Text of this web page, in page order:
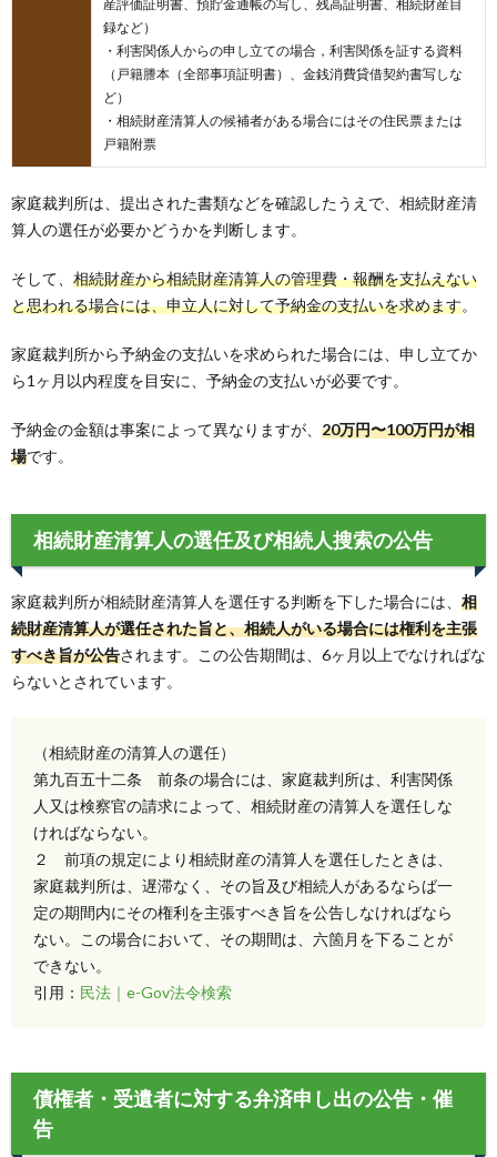
産評価証明書、預貯金通帳の写し、残高証明書、相続財産目
録など）
・利害関係人からの申し立ての場合，利害関係を証する資料
（戸籍謄本（全部事項証明書）、金銭消費貸借契約書写しな
ど）
・相続財産清算人の候補者がある場合にはその住民票または
戸籍附票
家庭裁判所は、提出された書類などを確認したうえで、相続財産清
算人の選任が必要かどうかを判断します。
そして、 相続財産から相続財産清算人の管理費・報酬を支払えない
と思われる場合には、申立人に対して予納金の支払いを求めます。
家庭裁判所から予納金の支払いを求められた場合には、申し立てか
ら1ヶ月以内程度を目安に、予納金の支払いが必要です。
予納金の金額は事案によって異なりますが、 20万円〜100万円が相
場です。
相続財産清算人の選任及び相続人搜索の公告
家庭裁判所が相続財産清算人を選任する判断を下した場合には、 相
続財産清算人が選任された旨と、相続人がいる場合には権利を主張
すべき旨が公告されます。この公告期間は、6ヶ月以上でなければな
らないとされています。
（相続財産の清算人の選任）
第九百五十二条 前条の場合には、家庭裁判所は、利害関係
人又は検察官の請求によって、相続財産の清算人を選任しな
ければならない。
２ 前項の規定により相続財産の清算人を選任したときは、
家庭裁判所は、遅滞なく、その旨及び相続人があるならば一
定の期間内にその権利を主張すべき旨を公告しなければなら
ない。この場合において、その期間は、六箇月を下ることが
できない。
引用： 民法｜e-Gov法令検索
債権者・受遺者に対する弁済申し出の公告・催
告